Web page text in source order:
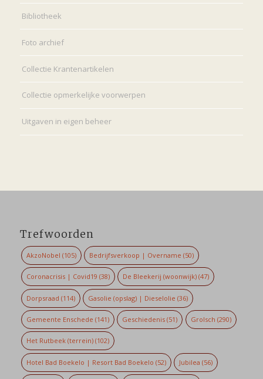
Bibliotheek
Foto archief
Collectie Krantenartikelen
Collectie opmerkelijke voorwerpen
Uitgaven in eigen beheer
Trefwoorden
AkzoNobel (105) Bedrijfsverkoop | Overname (50)
Coronacrisis | Covid19 (38) De Bleekerij (woonwijk) (47)
Dorpsraad (114) Gasolie (opslag) | Dieselolie (36)
Gemeente Enschede (141) Geschiedenis (51) Grolsch (290)
Het Rutbeek (terrein)(102)
Hotel Bad Boekelo | Resort Bad Boekelo (52) Jubilea (56)